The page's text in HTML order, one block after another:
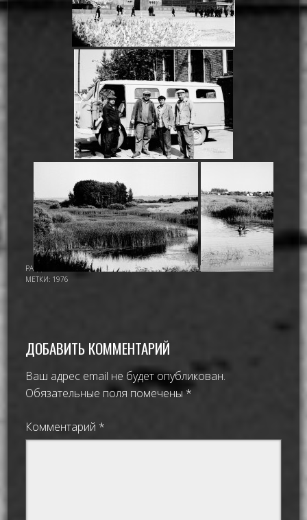
РАЗДЕЛ: АСТАНА - ЦЕЛИНОГРАД ,ИМАМОВ НУРМУХАМАТ ИМАМОВИЧ
МЕТКИ: 1976
ДОБАВИТЬ КОММЕНТАРИЙ
Ваш адрес email не будет опубликован.
Обязательные поля помечены*
Комментарий *